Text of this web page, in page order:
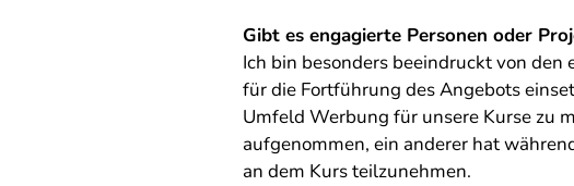
Gibt es engagierte Personen oder
Ich bin besonders beeindruckt von
für die Fortführung des Angebots
Umfeld Werbung für unsere Kurse zu
aufgenommen, ein anderer hat
an dem Kurs teilzunehmen.